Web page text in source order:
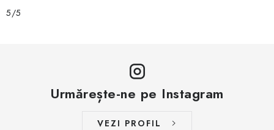
5/5
Urmărește-ne pe Instagram
VEZI PROFIL